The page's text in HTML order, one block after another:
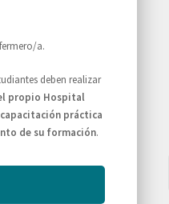
a.
deben realizar
propio Hospital
capacitación práctica
de su formación.